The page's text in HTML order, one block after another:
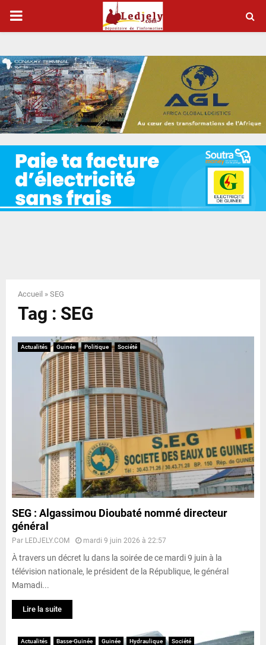
P
I
M
A
R
Y
N
U
Accueil » SEG
Tag : SEG
Actualités Guinée Politique Société
SEG : Algassimou Dioubaté nommé directeur
général
Par LEDJELY.COM mardi 9 juin 2026 à 22:57
À travers un décret lu dans la soirée de ce mardi 9 juin à la
télévision nationale, le président de la République, le général
Mamadi...
Lire la suite
Actualités Basse-Guinée Guinée Hydraulique Société